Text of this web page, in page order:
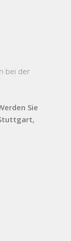
bei der
Sie